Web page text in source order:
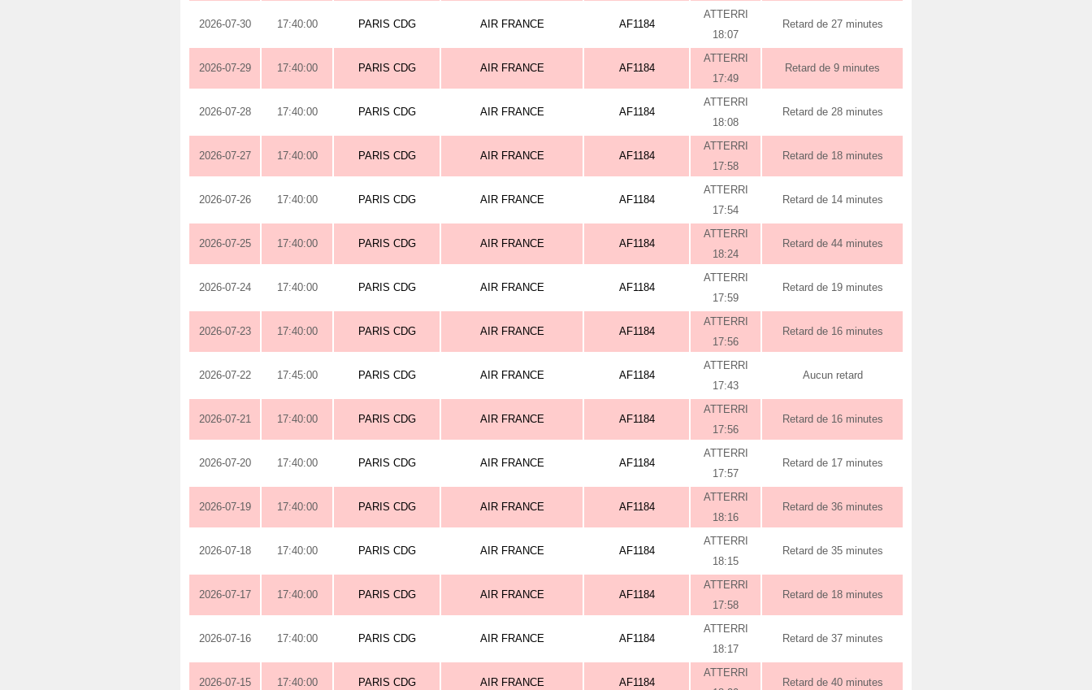
2026-07-30 17:40:00 PARIS CDG AIR FRANCE AF1184
ATTERRI
18:07
Retard de 27 minutes
2026-07-29 17:40:00 PARIS CDG AIR FRANCE AF1184
ATTERRI
17:49
Retard de 9 minutes
2026-07-28 17:40:00 PARIS CDG AIR FRANCE AF1184
ATTERRI
18:08
Retard de 28 minutes
2026-07-27 17:40:00 PARIS CDG AIR FRANCE AF1184
ATTERRI
17:58
Retard de 18 minutes
2026-07-26 17:40:00 PARIS CDG AIR FRANCE AF1184
ATTERRI
17:54
Retard de 14 minutes
2026-07-25 17:40:00 PARIS CDG AIR FRANCE AF1184
ATTERRI
18:24
Retard de 44 minutes
2026-07-24 17:40:00 PARIS CDG AIR FRANCE AF1184
ATTERRI
17:59
Retard de 19 minutes
2026-07-23 17:40:00 PARIS CDG AIR FRANCE AF1184
ATTERRI
17:56
Retard de 16 minutes
2026-07-22 17:45:00 PARIS CDG AIR FRANCE AF1184
ATTERRI
17:43
Aucun retard
2026-07-21 17:40:00 PARIS CDG AIR FRANCE AF1184
ATTERRI
17:56
Retard de 16 minutes
2026-07-20 17:40:00 PARIS CDG AIR FRANCE AF1184
ATTERRI
17:57
Retard de 17 minutes
2026-07-19 17:40:00 PARIS CDG AIR FRANCE AF1184
ATTERRI
18:16
Retard de 36 minutes
2026-07-18 17:40:00 PARIS CDG AIR FRANCE AF1184
ATTERRI
18:15
Retard de 35 minutes
2026-07-17 17:40:00 PARIS CDG AIR FRANCE AF1184
ATTERRI
17:58
Retard de 18 minutes
2026-07-16 17:40:00 PARIS CDG AIR FRANCE AF1184
ATTERRI
18:17
Retard de 37 minutes
2026-07-15 17:40:00 PARIS CDG AIR FRANCE AF1184
ATTERRI
Retard de 40 minutes